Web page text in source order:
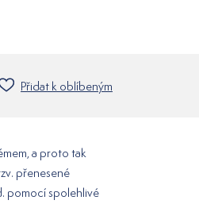
Přidat k oblíbeným
a proto tak
přenesené
pomocí spolehlivé